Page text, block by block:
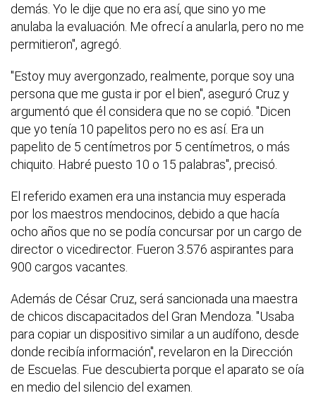
demás. Yo le dije que no era así, que sino yo me
anulaba la evaluación. Me ofrecí a anularla, pero no me
permitieron", agregó.
"Estoy muy avergonzado, realmente, porque soy una
persona que me gusta ir por el bien", aseguró Cruz y
argumentó que él considera que no se copió. "Dicen
que yo tenía 10 papelitos pero no es así. Era un
papelito de 5 centímetros por 5 centímetros, o más
chiquito. Habré puesto 10 o 15 palabras", precisó.
El referido examen era una instancia muy esperada
por los maestros mendocinos, debido a que hacía
ocho años que no se podía concursar por un cargo de
director o vicedirector. Fueron 3.576 aspirantes para
900 cargos vacantes.
Además de César Cruz, será sancionada una maestra
de chicos discapacitados del Gran Mendoza. "Usaba
para copiar un dispositivo similar a un audífono, desde
donde recibía información", revelaron en la Dirección
de Escuelas. Fue descubierta porque el aparato se oía
en medio del silencio del examen.